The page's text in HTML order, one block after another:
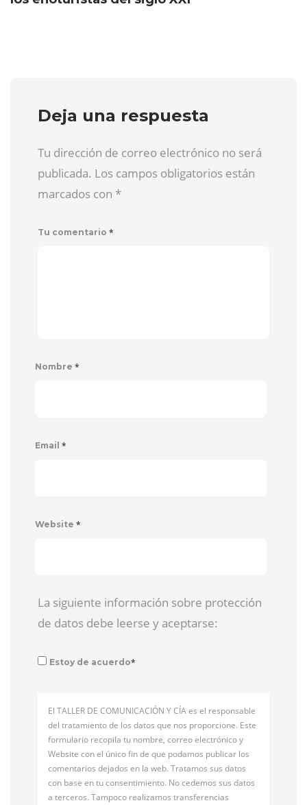
Deja una respuesta
Tu dirección de correo electrónico no será
publicada. Los campos obligatorios están
marcados con *
Tu comentario *
Nombre *
Email *
Website *
La siguiente información sobre protección
de datos debe leerse y aceptarse:
Estoy de acuerdo*
El TALLER DE COMUNICACIÓN Y CÍA es el responsable
del tratamiento de los datos que nos proporcione. Este
formulario recopila tu nombre, correo electrónico y
Website con el único fin de que podamos publicar los
comentarios dejados en la web. Tratamos sus datos
con base en tu consentimiento. No cedemos sus datos
a terceros. Tampoco realizamos transferencias